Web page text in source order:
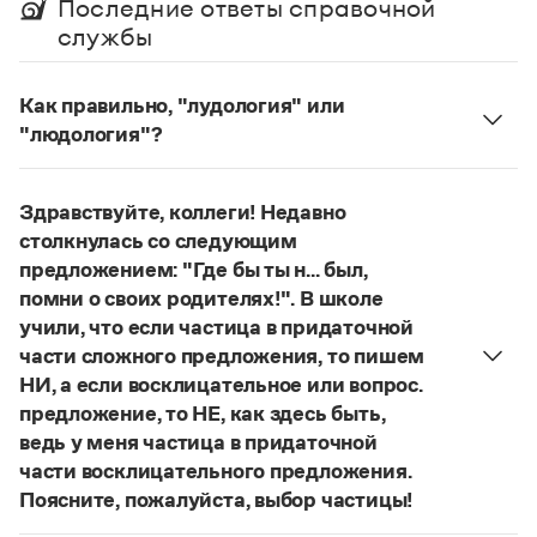
Словари русского языка как государственного
Справочники
Правила русской орфографии и пунктуации
для школьников
Письмовник
Справочник по пунктуации
Словарь-справочник трудностей
Справочник по фразеологии
Азбучные истины
Словарь-справочник непростые слова
Все справочники портала
Журнал
Управление в русском языке
Словарь русских имён
Словарь методических терминов
Правила русской орфографии и пунктуации
(1956)
Последние ответы справочной
службы
Как правильно, "лудология" или
"людология"?
В научных текстах неологизм, используемый для
понятий, представлен в двух вариантах:
илюдология (от лат. ludus — 'игра').
О «правильном» варианте слова можно говорить,
если оно кодифицировано в нормативных
словарях русского языка. Пока же такой
словарной фиксацией мы не располагаем.
Страница ответа
Здравствуйте, коллеги! Недавно
столкнулась со следующим
предложением: "Где бы ты н... был,
помни о своих родителях!". В школе
учили, что если частица в придаточной
части сложного предложения, то пишем
НИ, а если восклицательное или вопрос.
предложение, то НЕ, как здесь быть,
ведь у меня частица в придаточной
части восклицательного предложения.
Поясните, пожалуйста, выбор частицы!
Правильно:Где бы ты ни был, помни о своих